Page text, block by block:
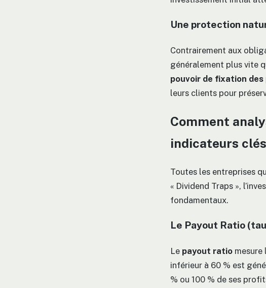
Une protection
Contrairement aux
généralement plus vite
pouvoir de fixation des
leurs clients pour
Comment
indicateurs clés
Toutes les entreprises
« Dividend Traps »,
fondamentaux.
Le Payout Ratio
Le payout ratio mesure
inférieur à 60 % est
% ou 100 % de ses